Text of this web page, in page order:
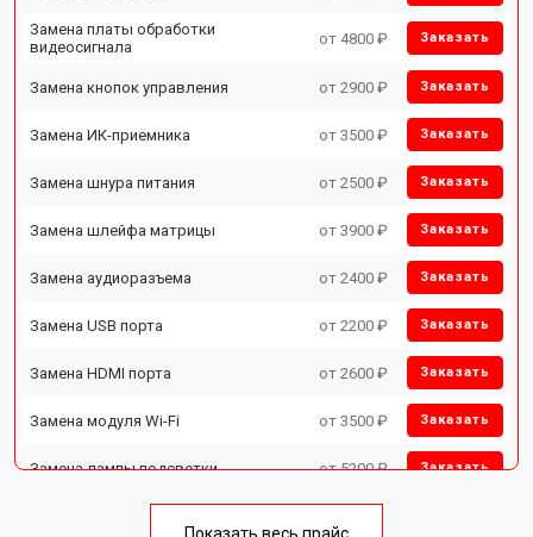
Замена платы обработки
видеосигнала
от 4800 ₽ Заказать
Замена кнопок управления от 2900 ₽ Заказать
Замена ИК-приемника от 3500 ₽ Заказать
Замена шнура питания от 2500 ₽ Заказать
Замена шлейфа матрицы от 3900 ₽ Заказать
Замена аудиоразъема от 2400 ₽ Заказать
Замена USB порта от 2200 ₽ Заказать
Замена HDMI порта от 2600 ₽ Заказать
Замена модуля Wi-Fi от 3500 ₽ Заказать
Замена лампы подсветки от 5200 ₽ Заказать